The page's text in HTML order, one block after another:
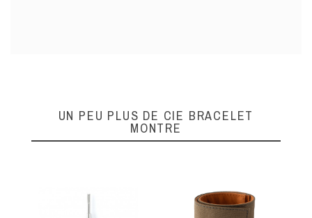
UN PEU PLUS DE CIE BRACELET
MONTRE